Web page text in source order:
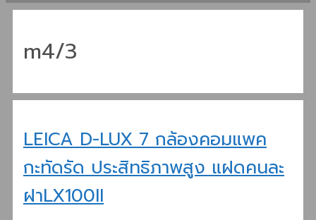
m4/3
LEICA D-LUX 7 กล้องคอมแพค
กะทัดรัด ประสิทธิภาพสูง แฝดคนละ
ฝาLX100II